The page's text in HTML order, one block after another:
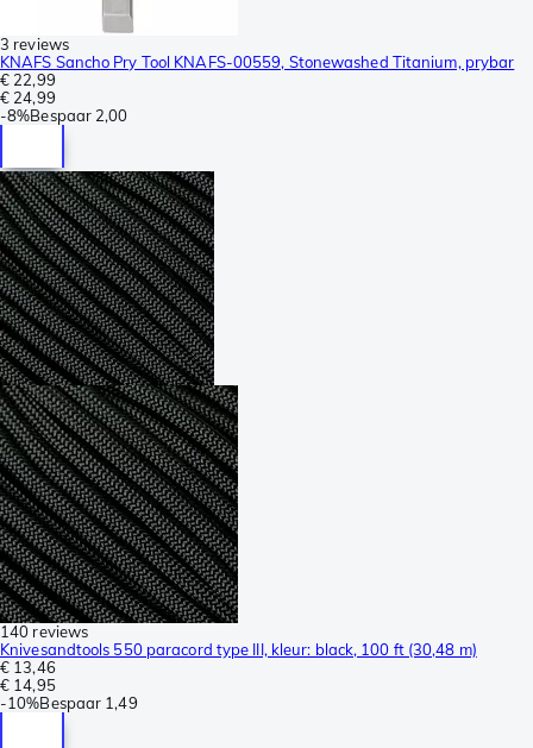
3 reviews
KNAFS Sancho Pry Tool KNAFS-00559, Stonewashed Titanium, prybar
€ 22,99
€ 24,99
-8%Bespaar 2,00
140 reviews
Knivesandtools 550 paracord type III, kleur: black, 100 ft (30,48 m)
€ 13,46
€ 14,95
-10%Bespaar 1,49